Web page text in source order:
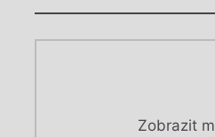
Zobrazit